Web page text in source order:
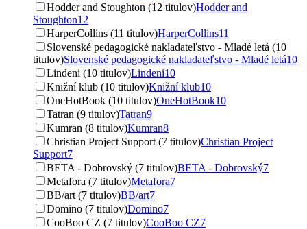
Hodder and Stoughton (12 titulov)Hodder and
Stoughton12
HarperCollins (11 titulov)HarperCollins11
Slovenské pedagogické nakladateľstvo - Mladé letá (10
titulov)Slovenské pedagogické nakladateľstvo - Mladé letá10
Lindeni (10 titulov)Lindeni10
Knižní klub (10 titulov)Knižní klub10
OneHotBook (10 titulov)OneHotBook10
Tatran (9 titulov)Tatran9
Kumran (8 titulov)Kumran8
Christian Project Support (7 titulov)Christian Project
Support7
BETA - Dobrovský (7 titulov)BETA - Dobrovský7
Metafora (7 titulov)Metafora7
BB/art (7 titulov)BB/art7
Domino (7 titulov)Domino7
CooBoo CZ (7 titulov)CooBoo CZ7